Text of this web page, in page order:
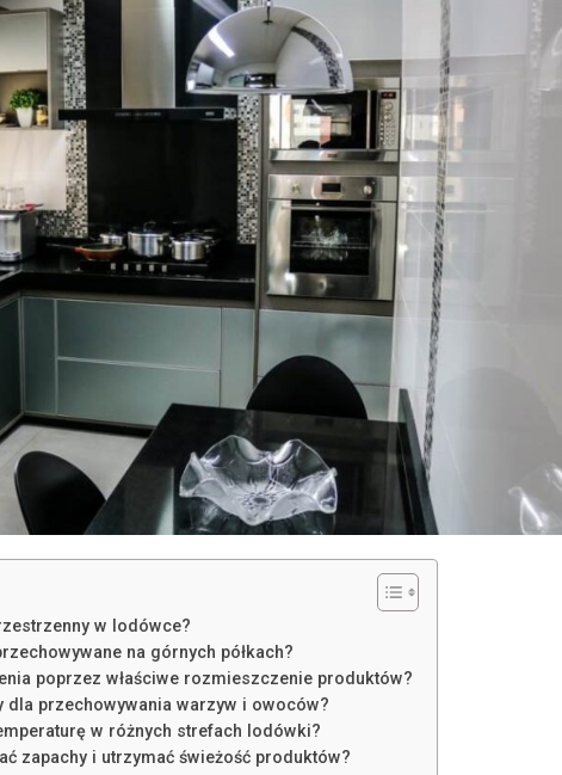
w lodówce?
na górnych półkach?
poprzez właściwe rozmieszczenie produktów?
dla przechowywania warzyw i owoców?
w różnych strefach lodówki?
zapachy i utrzymać świeżość produktów?